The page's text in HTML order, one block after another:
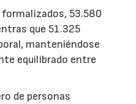
53.580
que 51.325
manteniéndose
equilibrado entre
de personas